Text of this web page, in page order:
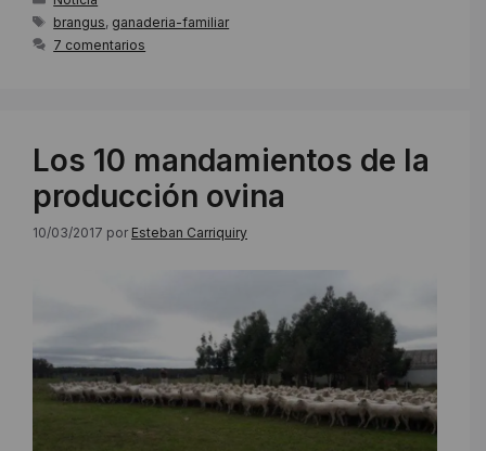
Etiquetas
brangus, ganaderia-familiar
7 comentarios
Los 10 mandamientos de la
producción ovina
10/03/2017 por Esteban Carriquiry